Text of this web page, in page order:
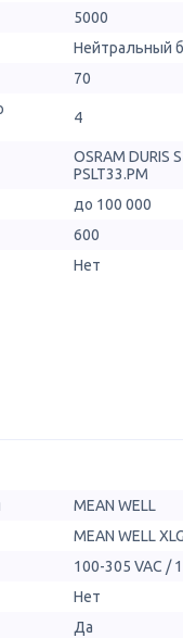
5000
Нейтральный
70
4
OSRAM DURIS
PSLT33.PM
до 100 000
600
Нет
MEAN WELL
MEAN WELL
100-305 VAC /
Нет
Да